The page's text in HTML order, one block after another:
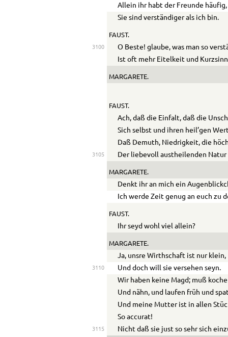
Allein ihr habt der Freunde häufig,
Sie sind verständiger als ich bin.
FAUST.
3100
O Beste! glaube, was man so
Ist oft mehr Eitelkeit und
MARGARETE.
FAUST.
Ach, daß die Einfalt, daß die
Sich selbst und ihren heil’gen
Daß Demuth, Niedrigkeit, die
3105 Der liebevoll austheilenden Natur
MARGARETE.
Denkt ihr an mich ein
Ich werde Zeit genug an euch zu
FAUST.
Ihr seyd wohl viel allein?
MARGARETE.
Ja, unsre Wirthschaft ist nur klein,
3110
Und doch will sie versehen seyn.
Wir haben keine Magd; muß
Und nähn, und laufen früh und
Und meine Mutter ist in allen
So accurat!
3115
Nicht daß sie just so sehr sich